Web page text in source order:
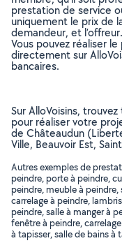
prestation de service
uniquement le prix de
demandeur, et l’offreur.
Vous pouvez réaliser
directement sur
bancaires.
Sur AlloVoisins,
pour réaliser votre
de Châteaudun
Ville, Beauvoir Est,
Autres exemples de
peindre, porte à peindre,
peindre, meuble à
carrelage à peindre,
peindre, salle à manger à
fenêtre à peindre,
à tapisser, salle de bains à